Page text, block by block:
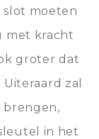
moeten
met kracht
groter dat
zal
brengen,
in het